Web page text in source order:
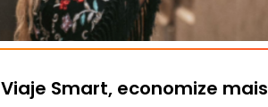
Viaje Smart, economize mais